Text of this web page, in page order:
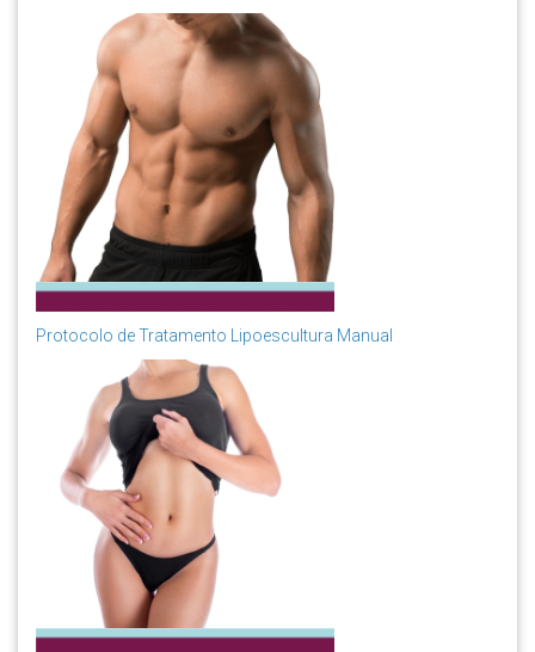
Protocolo de Tratamento Lipoescultura Manual